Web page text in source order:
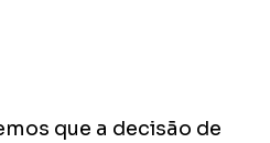
que a decisão de